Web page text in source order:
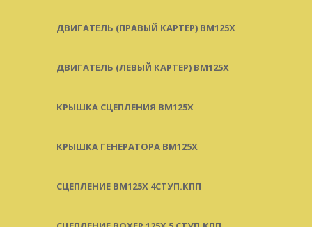
ДВИГАТЕЛЬ (ПРАВЫЙ КАРТЕР) BM125X
ДВИГАТЕЛЬ (ЛЕВЫЙ КАРТЕР) BM125X
КРЫШКА СЦЕПЛЕНИЯ BM125X
КРЫШКА ГЕНЕРАТОРА BM125X
СЦЕПЛЕНИЕ BM125X 4СТУП.КПП